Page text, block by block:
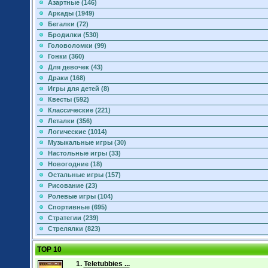
Азартные (146)
Аркады (1949)
Бегалки (72)
Бродилки (530)
Головоломки (99)
Гонки (360)
Для девочек (43)
Драки (168)
Игры для детей (8)
Квесты (592)
Классические (221)
Леталки (356)
Логические (1014)
Музыкальные игры (30)
Настольные игры (33)
Новогодние (18)
Остальные игры (157)
Рисование (23)
Ролевые игры (104)
Спортивные (695)
Стратегии (239)
Стрелялки (823)
TOP 10
1. Teletubbies ...